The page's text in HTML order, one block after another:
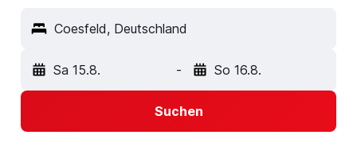
Coesfeld, Deutschland
Sa 15.8. - So 16.8.
Suchen